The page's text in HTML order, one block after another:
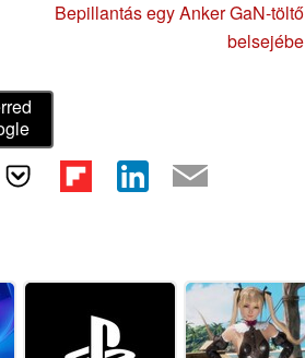
Bepillantás egy Anker GaN-töltő
belsejébe